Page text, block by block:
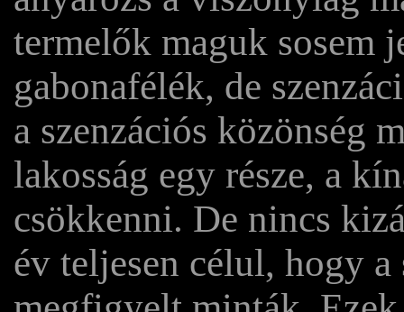
termelők maguk sosem
gabonafélék, de
a szenzációs közönség
lakosság egy része, a
csökkenni. De nincs
év teljesen célul, hogy a